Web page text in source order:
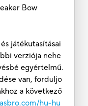
Bow
játékutasításai
verziója nehe
egyértelmű.
van, forduljo
a következő
hu-hu